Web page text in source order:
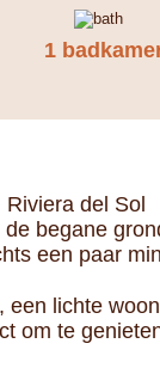
1
del Sol
begane
een paar
lichte
om te